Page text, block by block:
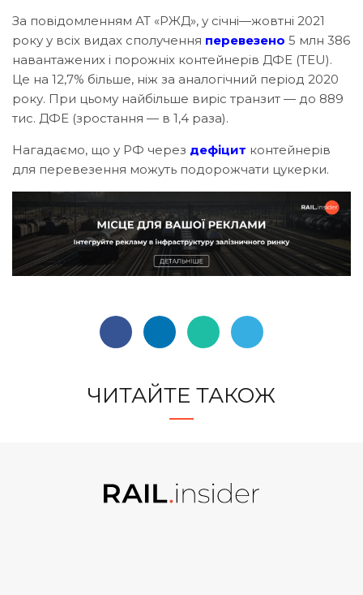
За повідомленням АТ «РЖД», у січні—жовтні 2021
року у всіх видах сполучення перевезено 5 млн 386
навантажених і порожніх контейнерів ДФЕ (TEU).
Це на 12,7% більше, ніж за аналогічний період 2020
року. При цьому найбільше виріс транзит — до 889
тис. ДФЕ (зростання — в 1,4 раза).
Нагадаємо, що у РФ через дефіцит контейнерів
для перевезення можуть подорожчати цукерки.
ЧИТАЙТЕ ТАКОЖ